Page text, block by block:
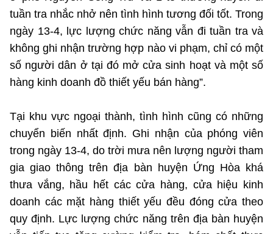
tuần tra nhắc nhở nên tình hình tương đối tốt. Trong
ngày 13-4, lực lượng chức năng vẫn đi tuần tra và
không ghi nhận trường hợp nào vi phạm, chỉ có một
số người dân ở tại đó mở cửa sinh hoạt và một số
hàng kinh doanh đồ thiết yếu bán hàng”.
Tại khu vực ngoại thành, tình hình cũng có những
chuyển biến nhất định. Ghi nhận của phóng viên
trong ngày 13-4, do trời mưa nên lượng người tham
gia giao thông trên địa bàn huyện Ứng Hòa khá
thưa vắng, hầu hết các cửa hàng, cửa hiệu kinh
doanh các mặt hàng thiết yếu đều đóng cửa theo
quy định. Lực lượng chức năng trên địa bàn huyện